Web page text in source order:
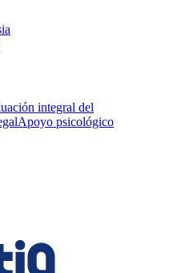
integral del
Apoyo psicológico